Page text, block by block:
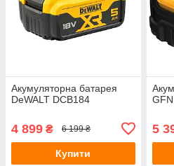
Акумуляторна батарея
DeWALT DCB184
4 899 ₴ 6 199 ₴
Купити
5